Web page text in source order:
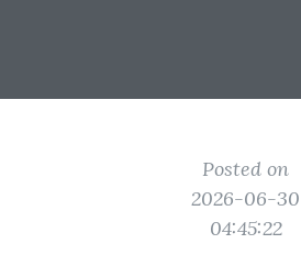
Posted on
2026-06-30
04:45:22